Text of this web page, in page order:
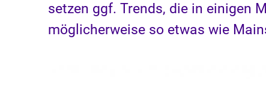
setzen ggf. Trends, die in einigen
möglicherweise so etwas wie